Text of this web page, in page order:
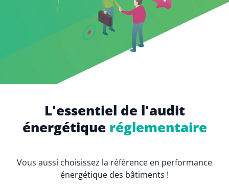
L'essentiel de l'audit
énergétique réglementaire
Vous aussi choisissez la référence en performance
énergétique des bâtiments !